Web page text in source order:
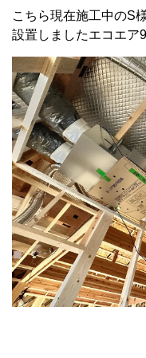
こちら現在施工中のS
設置しましたエコエア